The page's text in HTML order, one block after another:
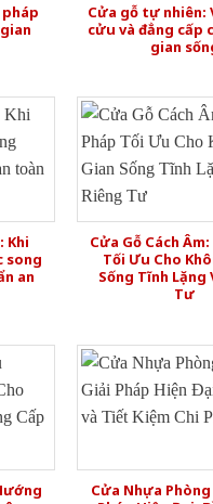
Cửa gỗ tự nhiên:
cửu và đẳng cấp
gian
Khi
song
an
Cửa Gỗ Cách
Tối Ưu Cho
Sống Tĩnh Lặng
Tư
Cửa Nhựa